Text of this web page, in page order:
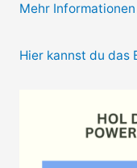
Mehr
Hier kannst du das